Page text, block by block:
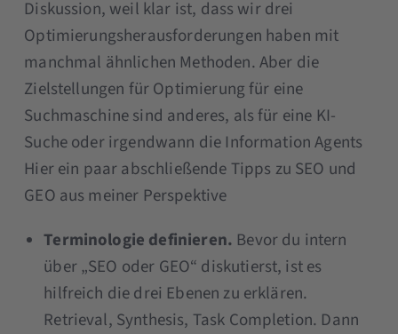
Diskussion, weil klar ist, dass wir drei
Optimierungsherausforderungen haben mit
manchmal ähnlichen Methoden. Aber die
Zielstellungen für Optimierung für eine
Suchmaschine sind anderes, als für eine KI-
Suche oder irgendwann die Information Agents
Hier ein paar abschließende Tipps zu SEO und
GEO aus meiner Perspektive
Terminologie definieren. Bevor du intern
über „SEO oder GEO“ diskutierst, ist es
hilfreich die drei Ebenen zu erklären.
Retrieval, Synthesis, Task Completion. Dann